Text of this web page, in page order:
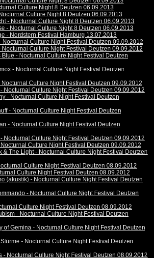
Culture Night 8 Deutzen 06.09.2013
Culture Night 8 Deutzen 06.09.2013
- Nocturnal Culture Night 8 Deutzen 06.09.2013
- Nocturnal Culture Night 8 Deutzen 06.09.2013
- Nordstern Festival Hamburg 13.07.2013
Nocturnal Culture Night Festival Deutzen 09.09.2012
Nocturnal Culture Night Festival Deutzen 09.09.2012
Blue - Nocturnal Culture Night Festival Deutzen
- Nocturnal Culture Night Festival Deutzen
Nocturnal Culture Night Festival Deutzen 09.09.2012
Nocturnal Culture Night Festival Deutzen 09.09.2012
- Nocturnal Culture Night Festival Deutzen
- Nocturnal Culture Night Festival Deutzen
- Nocturnal Culture Night Festival Deutzen
Nocturnal Culture Night Festival Deutzen 09.09.2012
Culture Night Festival Deutzen 09.09.2012
& The Light - Nocturnal Culture Night Festival Deutzen
Culture Night Festival Deutzen 08.09.2012
Culture Night Festival Deutzen 08.09.2012
(akustik) - Nocturnal Culture Night Festival Deutzen
- Nocturnal Culture Night Festival Deutzen
Culture Night Festival Deutzen 08.09.2012
- Nocturnal Culture Night Festival Deutzen
of Gemina - Nocturnal Culture Night Festival Deutzen
- Nocturnal Culture Night Festival Deutzen
- Nocturnal Culture Night Festival Deutzen 08.09.2012